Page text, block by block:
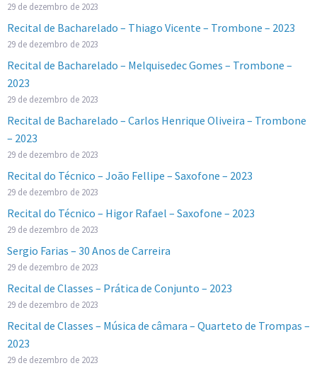
29 de dezembro de 2023
Recital de Bacharelado – Thiago Vicente – Trombone – 2023
29 de dezembro de 2023
Recital de Bacharelado – Melquisedec Gomes – Trombone –
2023
29 de dezembro de 2023
Recital de Bacharelado – Carlos Henrique Oliveira – Trombone
– 2023
29 de dezembro de 2023
Recital do Técnico – João Fellipe – Saxofone – 2023
29 de dezembro de 2023
Recital do Técnico – Higor Rafael – Saxofone – 2023
29 de dezembro de 2023
Sergio Farias – 30 Anos de Carreira
29 de dezembro de 2023
Recital de Classes – Prática de Conjunto – 2023
29 de dezembro de 2023
Recital de Classes – Música de câmara – Quarteto de Trompas –
2023
29 de dezembro de 2023